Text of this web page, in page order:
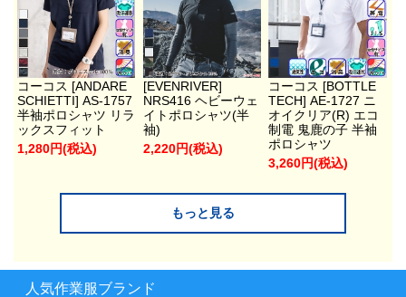
コーコス [ANDARE
SCHIETTI] AS-1757
半袖ポロシャツ リラ
ックスフィット
1,280円(税込)
[EVENRIVER]
NRS416 ヘビーウェ
イトポロシャツ(半
袖)
2,220円(税込)
コーコス [BOTTLE
TECH] AE-1727 ニ
オイクリア(R) エコ
制電 鬼鹿の子 半袖
ポロシャツ
3,260円(税込)
もっと見る
人気作業服ブランド